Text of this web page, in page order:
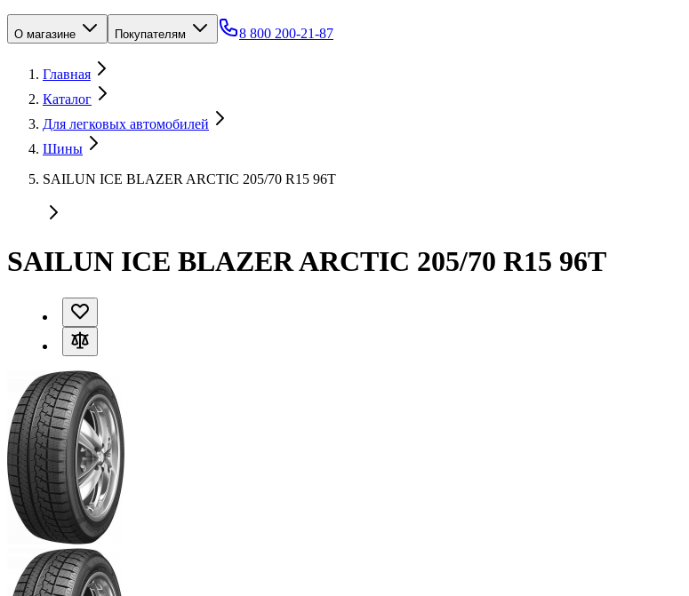
О магазине Покупателям 8 800 200-21-87
Главная
Каталог
Для легковых автомобилей
Шины
SAILUN ICE BLAZER ARCTIC 205/70 R15 96T
SAILUN ICE BLAZER ARCTIC 205/70 R15 96T